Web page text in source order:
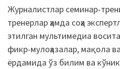
Журналистлар семинар-
тренерлар ҳамда соҳа
этилган мультимедиа
фикр-мулоҳазалар, мақола
ёрдамида ўз билим ва